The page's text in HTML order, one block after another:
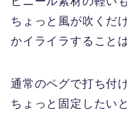
ちょっと風が吹くだ
かイライラすること
通常のペグで打ち付
ちょっと固定したい